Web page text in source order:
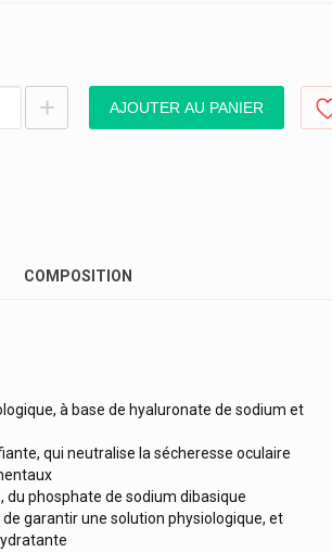
+ AJOUTER AU PANIER
COMPOSITION
à base de hyaluronate de sodium et
qui neutralise la sécheresse oculaire
phosphate de sodium dibasique
garantir une solution physiologique, et